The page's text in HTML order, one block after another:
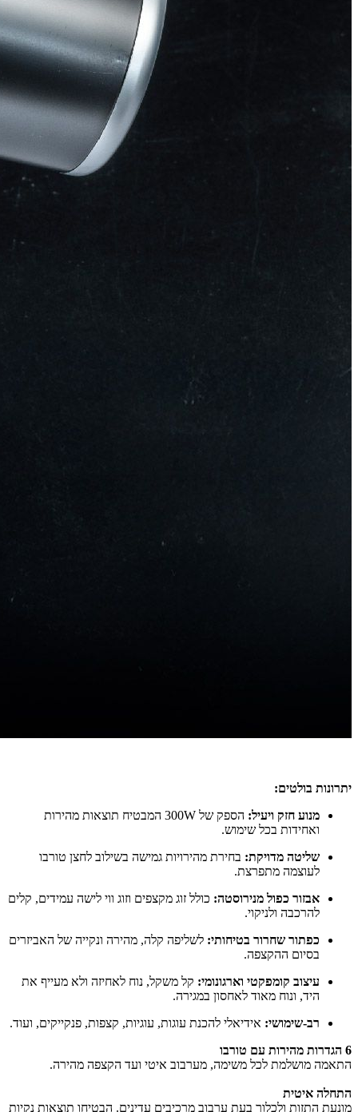
יתרונות בולטים:
מנוע חזק ויעיל:
הספק של 300W המבטיח תוצאות מהירות
ואחידות בכל שימוש.
שליטה מדויקת: בחירת מהירויות גמישה בשילוב לחצן טורבו
לעוצמה מתפרצת.
אבזור כפול מנירוסטה: כולל זוג מקצפים וזוג ווי לישה עמידים, קלים
להרכבה ולניקוי.
כפתור שחרור בטיחותי: לשליפה קלה, מהירה ונקייה של האביזרים
בסיום ההקצפה.
עיצוב קומפקטי וארגונומי: קל משקל, נוח לאחיזה ולא מעייף את
היד, ונוח מאוד לאחסון במגירה.
רב-שימושי: אידיאלי להכנת עוגות, עוגיות, קצפות, פנקייקים, ועוד.
6 הגדרות מהירות עם טורבו
התאמה מושלמת לכל משימה, מערבוב איטי ועד הקצפה מהירה.
התחלה איטית
מונעת התזות ולכלוך בעת ערבוב מרכיבים עדינים. הבטיחו תוצאות נקיות